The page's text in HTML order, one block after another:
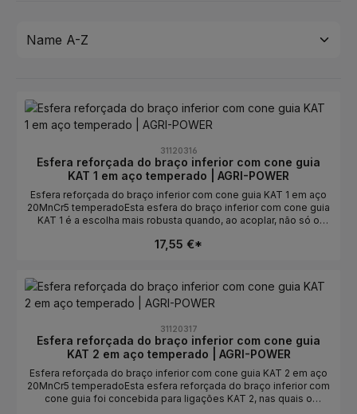
31120316
Esfera reforçada do braço inferior com cone guia
KAT 1 em aço temperado | AGRI-POWER
Esfera reforçada do braço inferior com cone guia KAT 1 em aço
20MnCr5 temperadoEsta esfera do braço inferior com cone guia
KAT 1 é a escolha mais robusta quando, ao acoplar, não só o
contacto devem manter a precisão dimensional durante muito
aço 20MnCr5 temperado é aqui a diferença decisiva de
qualidade face a esferas padrão simples. A superfície
temperada resiste significativamente melhor a marcas de
Especialmente no furo do perno e no assento da esfera no
gancho de captura, isto ajuda a reduzir a perda de material e a
evitar durante mais tempo a formação de folga.Precisamente na
KAT 1, as esferas são frequentemente usadas em alfaias mais
leves, mas trocadas frequentemente. Muitos processos de
acoplamento, aproximações ligeiramente desalinhadas e
17,55 €*
31120317
Esfera reforçada do braço inferior com cone guia
KAT 2 em aço temperado | AGRI-POWER
Esfera reforçada do braço inferior com cone guia KAT 2 em aço
20MnCr5 temperadoEsta esfera reforçada do braço inferior com
cone guia foi concebida para ligações KAT 2, nas quais o